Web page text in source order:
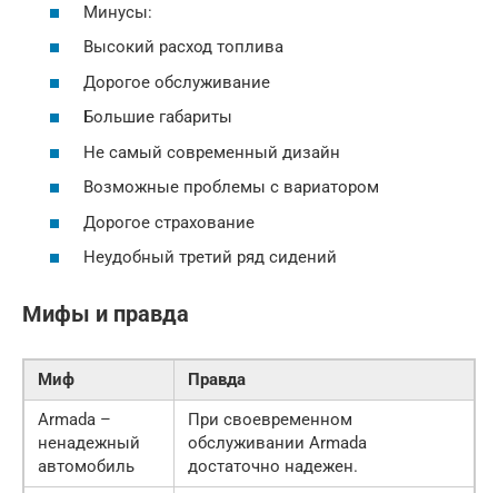
Минусы:
Высокий расход топлива
Дорогое обслуживание
Большие габариты
Не самый современный дизайн
Возможные проблемы с вариатором
Дорогое страхование
Неудобный третий ряд сидений
Мифы и правда
Миф
Правда
Armada –
ненадежный
автомобиль
При своевременном
обслуживании Armada
достаточно надежен.